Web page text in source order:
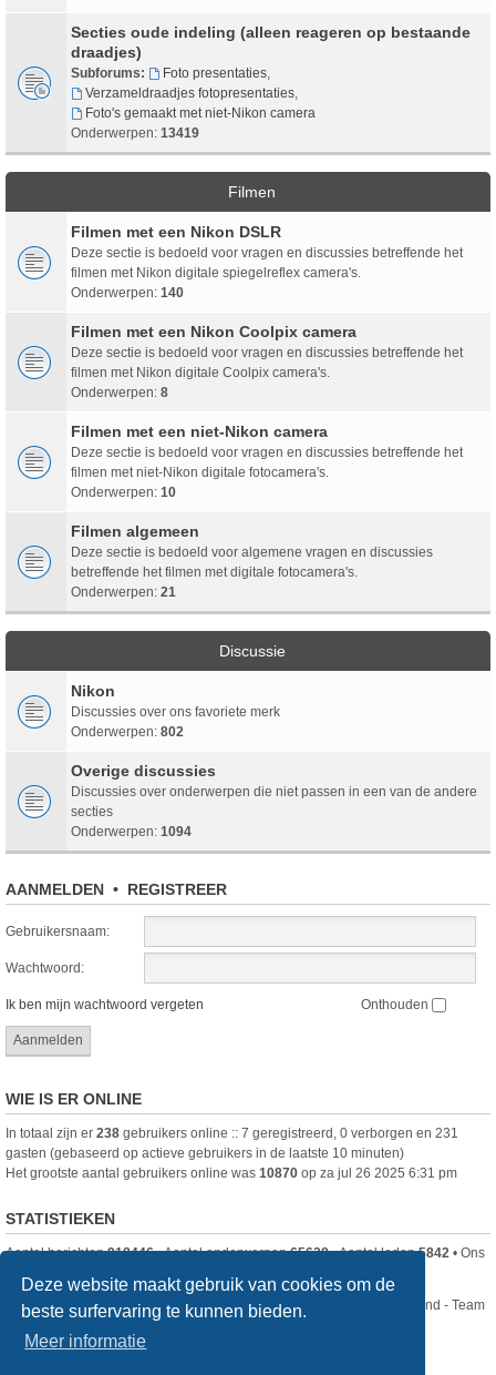
Deze website maakt gebruik van cookies om de
beste surfervaring te kunnen bieden.
Meer informatie
Secties oude indeling (alleen reageren op bestaande
draadjes)
Subforums: Foto presentaties,
Verzameldraadjes fotopresentaties,
Foto's gemaakt met niet-Nikon camera
Onderwerpen: 13419
Filmen
Filmen met een Nikon DSLR
Deze sectie is bedoeld voor vragen en discussies betreffende het
filmen met Nikon digitale spiegelreflex camera's.
Onderwerpen: 140
Filmen met een Nikon Coolpix camera
Deze sectie is bedoeld voor vragen en discussies betreffende het
filmen met Nikon digitale Coolpix camera's.
Onderwerpen: 8
Filmen met een niet-Nikon camera
Deze sectie is bedoeld voor vragen en discussies betreffende het
filmen met niet-Nikon digitale fotocamera's.
Onderwerpen: 10
Filmen algemeen
Deze sectie is bedoeld voor algemene vragen en discussies
betreffende het filmen met digitale fotocamera's.
Onderwerpen: 21
Discussie
Nikon
Discussies over ons favoriete merk
Onderwerpen: 802
Overige discussies
Discussies over onderwerpen die niet passen in een van de andere
secties
Onderwerpen: 1094
AANMELDEN • REGISTREER
Gebruikersnaam:
Wachtwoord:
Ik ben mijn wachtwoord vergeten Onthouden
WIE IS ER ONLINE
In totaal zijn er 238 gebruikers online :: 7 geregistreerd, 0 verborgen en 231
gasten (gebaseerd op actieve gebruikers in de laatste 10 minuten)
Het grootste aantal gebruikers online was 10870 op za jul 26 2025 6:31 pm
STATISTIEKEN
Aantal berichten918446• Aantal onderwerpen65628• Aantal leden5842 • Ons
Nikon Club Nederland - Team
Forum